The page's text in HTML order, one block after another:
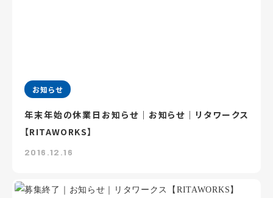
お知らせ
年末年始の休業日お知らせ｜お知らせ｜リタワークス
【RITAWORKS】
2016.12.16